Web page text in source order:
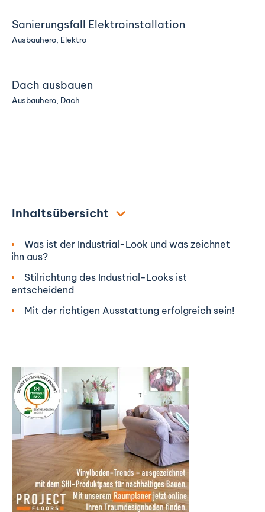
Sanierungsfall Elektroinstallation
Ausbauhero Elektro
Dach ausbauen
Ausbauhero Dach
Inhaltsübersicht
Was ist der Industrial-Look und was zeichnet
ihn aus?
Stilrichtung des Industrial-Looks ist
entscheidend
Mit der richtigen Ausstattung erfolgreich sein!